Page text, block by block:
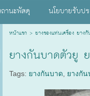
านะพัสดุ นโยบายรับป
หน้าแรก > ยางรองแท่นเครื่อง ยาง
ยางกันบาดตัวยู
Tags: ยางกันบาด ยางกั